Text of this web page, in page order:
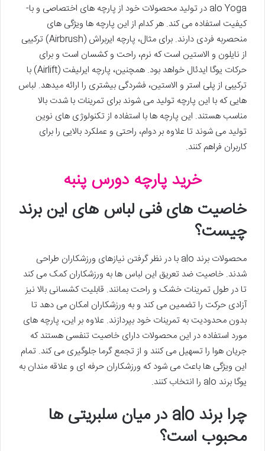
alo Yoga در تولید محصولات خود از پارچه های اختصاصی و با­
کیفیت استفاده می کند. هر کدام از این پارچه ها ویژگی های
منحصربه فردی دارند. برای مثال، پارچه ایربراش (Airbrush) ترکیبی
از نایلون و الاستین است که نرم، راحت و کشسان است و برای
حرکات یوگا ایدئال خواهد بود. همچنین، پارچه ایرلیفت (Airlift) با
ترکیبی از پلی استر و الاستین، فشردگی بیشتری را ارائه می­دهد. لباس
هایی که با این پارچه تولید می شوند برای تمرینات با شدت بالا
مناسب هستند. این پارچه ها با استفاده از تکنولوژی های نوین
تولید می شوند تا علاوه بر دوام، راحتی و عملکرد بالایی را برای
کاربران فراهم کنند.
خرید پارچه دورس پنبه
خاصیت های فنی لباس های این برند
چیست؟
محصولات برند alo با در نظر گرفتن نیازهای ورزشکاران طراحی
شدند. خاصیت ضد تعریق این لباس ها به ورزشکاران کمک می کند
تا در طول تمرینات خشک و راحت بمانند. قابلیت کشسانی بالا نیز
آزادی حرکت را تضمین می­ کند و به ورزشکاران امکان می دهد تا
بدون محدودیت به تمرینات خود بپردازند. علاوه بر این، پارچه های
مورد استفاده در این محصولات دارای خاصیت تنفسی هستند که
جریان هوا را تسهیل می کنند و از تجمع گرما جلوگیری می کند. تمام
این ویژگی ها باعث می شود که ورزشکاران حرفه ای و علاقه مندان به
یوگا برند alo را انتخاب کنند.
چرا برند alo در میان سلبریتی ها
محبوب است؟